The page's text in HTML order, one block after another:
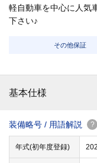
軽自動車を中心に人気
下さい♪
その他保証
基本仕様
装備略号 / 用語解説 ?
年式(初年度登録)